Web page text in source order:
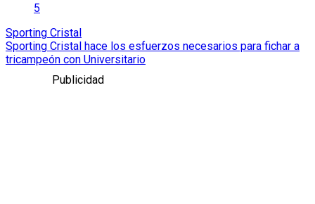
5
Sporting Cristal
Sporting Cristal hace los esfuerzos necesarios para fichar a
tricampeón con Universitario
Publicidad